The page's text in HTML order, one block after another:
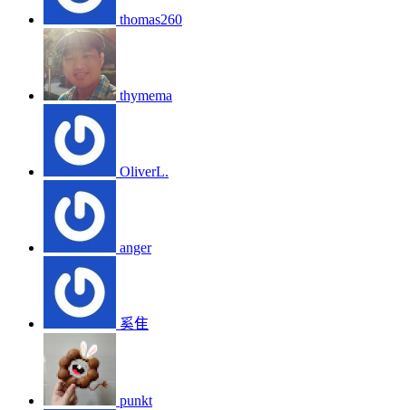
thomas260
thymema
OliverL.
anger
奚隹
punkt